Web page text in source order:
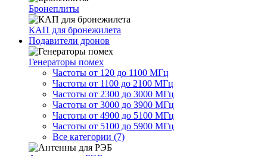
Бронеплиты
КАП для бронежилета
Подавители дронов
Генераторы помех
Частоты от 120 до 1100 МГц
Частоты от 1100 до 2100 МГц
Частоты от 2300 до 3000 МГц
Частоты от 3000 до 3900 МГц
Частоты от 4900 до 5100 МГц
Частоты от 5100 до 5900 МГц
Все категории (7)